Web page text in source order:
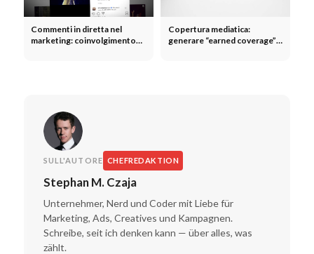
Commenti in diretta nel
marketing: coinvolgimento
Copertura mediatica:
generare “earned coverage” e
SULL'AUTORE CHEFREDAKTION
Stephan M. Czaja
Unternehmer, Nerd und Coder mit Liebe für
Marketing, Ads, Creatives und Kampagnen.
Schreibe, seit ich denken kann — über alles, was
zählt.